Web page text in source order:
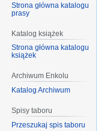
Strona główna katalogu
prasy
Katalog książek
Strona główna katalogu
książek
Archiwum Enkolu
Katalog Archiwum
Spisy taboru
Przeszukaj spis taboru